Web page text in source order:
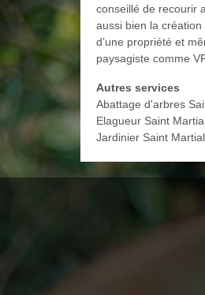
conseillé de recourir
aussi bien la création
d’une propriété et
paysagiste comme
Autres services
Abattage d'arbres
Elagueur Saint
Jardinier Saint Martial